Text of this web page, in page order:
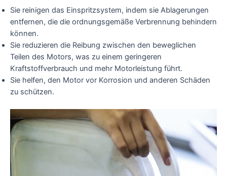
Sie reinigen das Einspritzsystem, indem sie Ablagerungen
entfernen, die die ordnungsgemäße Verbrennung behindern
können.
Sie reduzieren die Reibung zwischen den beweglichen
Teilen des Motors, was zu einem geringeren
Kraftstoffverbrauch und mehr Motorleistung führt.
Sie helfen, den Motor vor Korrosion und anderen Schäden
zu schützen.